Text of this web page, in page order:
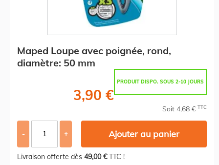
Maped Loupe avec poignée, rond,
diamètre: 50 mm
PRODUIT DISPO. SOUS 2-10 JOURS
3,90 €
Soit 4,68 € TTC
- + Ajouter au panier
Livraison offerte dès 49,00 €TTC !